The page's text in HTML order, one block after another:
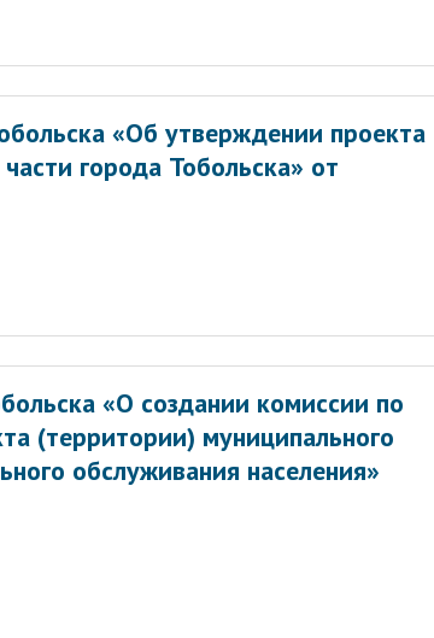
«Об утверждении проекта
города Тобольска» от
«О создании комиссии по
(территории) муниципального
обслуживания населения»